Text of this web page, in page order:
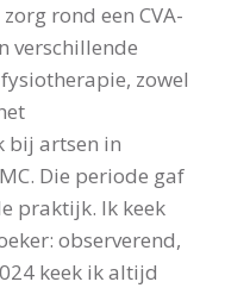
rond een CVA-
verschillende
zowel
bij artsen in
Die periode gaf
praktijk. Ik keek
observerend,
keek ik altijd